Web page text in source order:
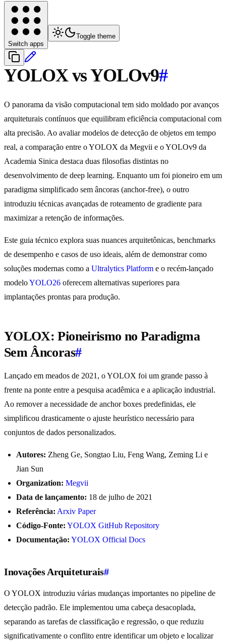
Switch apps
Toggle theme
YOLOX vs YOLOv9#
O panorama da visão computacional tem sido moldado por avanços
arquiteturais contínuos que equilibram eficiência computacional com
alta precisão. Ao avaliar modelos de detecção de objetos em tempo
real, a comparação entre o YOLOX da Megvii e o YOLOv9 da
Academia Sinica destaca duas filosofias distintas no
desenvolvimento de deep learning. Enquanto um foi pioneiro em um
paradigma simplificado sem âncoras (anchor-free), o outro
introduziu técnicas avançadas de roteamento de gradiente para
maximizar a retenção de informações.
Este guia técnico explora suas nuances arquitetônicas, benchmarks
de desempenho e casos de uso ideais, além de demonstrar como
soluções modernas como a Ultralytics Platform e o recém-lançado
modeloYOLO26 oferecem alternativas superiores para
implantações prontas para produção.
YOLOX: Pioneirismo no Paradigma
Sem Âncoras#
Lançado em meados de 2021, o YOLOX foi um grande passo à
frente na ponte entre a pesquisa acadêmica e a aplicação industrial.
Ao remover a necessidade de anchor boxes predefinidas, ele
simplificou drasticamente o ajuste heurístico necessário para
conjuntos de dados personalizados.
Autores: Zheng Ge, Songtao Liu, Feng Wang, Zeming Li e
Jian Sun
Organization: Megvii
Data de lançamento: 18 de julho de 2021
Referência: Arxiv Paper
Código-Fonte: YOLOX GitHub Repository
Documentação: YOLOX Official Docs
Inovações Arquiteturais#
O YOLOX introduziu várias mudanças importantes no pipeline de
detecção padrão. Ele implementou uma cabeça desacoplada,
separando as tarefas de classificação e regressão, o que reduziu
significativamente o conflito entre identificar um objeto e localizar